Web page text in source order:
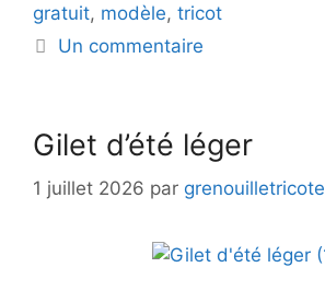
gratuit, modèle, tricot
Un commentaire
Gilet d’été léger
1 juillet 2026 par grenouilletricote